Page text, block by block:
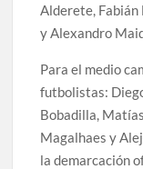
Alderete, Fabián
y Alexandro
Para el medio
futbolistas:
Bobadilla,
Magalhaes y
la demarcación